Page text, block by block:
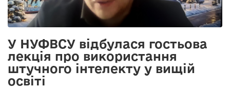
У НУФВСУ відбулася гостьова
лекція про використання
штучного інтелекту у вищій
освіті